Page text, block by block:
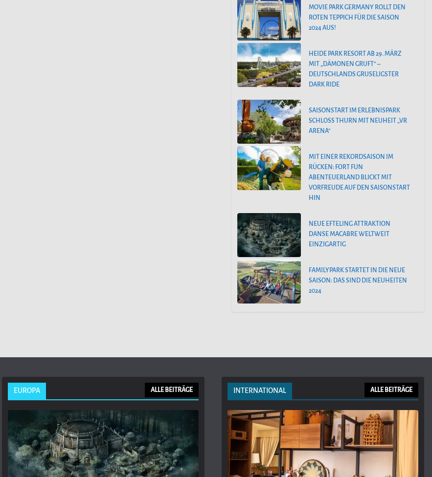
MOVIE PARK GERMANY ROLLT DEN
ROTEN TEPPICH FÜR DIE SAISON
2024 AUS!
HEIDE PARK RESORT AB 29. MÄRZ
MIT „DÄMONEN GRUFT“ –
DEUTSCHLANDS GRUSELIGSTER
DARK RIDE
SAISONSTART IM ERLEBNISPARK
SCHLOSS THURN MIT NEUHEIT „VR
ARENA“
MIT EINER REKORDSAISON IM
RÜCKEN: FORT FUN
ABENTEUERLAND BLICKT MIT
VORFREUDE AUF DEN SAISONSTART
HIN
NEUE EFTELING ATTRAKTION
DANSE MACABRE WELTWEIT
EINZIGARTIG
FAMILYPARK STARTET IN DIE NEUE
SAISON: DAS SIND DIE NEUHEITEN
2024
EUROPA ALLE BEITRÄGE INTERNATIONAL ALLE BEITRÄGE